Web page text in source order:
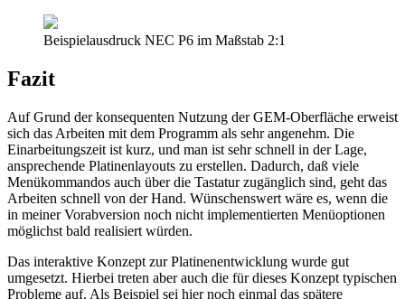
Beispielausdruck NEC P6 im Maßstab 2:1
Fazit
Auf Grund der konsequenten Nutzung der GEM-Oberfläche erweist
sich das Arbeiten mit dem Programm als sehr angenehm. Die
Einarbeitungszeit ist kurz, und man ist sehr schnell in der Lage,
ansprechende Platinenlayouts zu erstellen. Dadurch, daß viele
Menükommandos auch über die Tastatur zugänglich sind, geht das
Arbeiten schnell von der Hand. Wünschenswert wäre es, wenn die
in meiner Vorabversion noch nicht implementierten Menüoptionen
möglichst bald realisiert würden.
Das interaktive Konzept zur Platinenentwicklung wurde gut
umgesetzt. Hierbei treten aber auch die für dieses Konzept typischen
Probleme auf. Als Beispiel sei hier noch einmal das spätere